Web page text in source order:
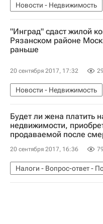
Новости - Недвижимость
Свердловская область
Мошенничество
"Инград" сдаст жилой
Рязанском районе
раньше
20 сентября 2017, 17:32 29
Новости - Недвижимость
Строительство
Россия
Будет ли жена платить
недвижимости,
продаваемой после
20 сентября 2017, 16:36
Налоги - Вопрос-ответ -
Вопрос-ответ – РИА